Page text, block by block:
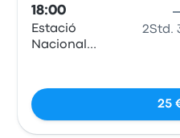
18:00
Estació
Nacional
2Std.
25